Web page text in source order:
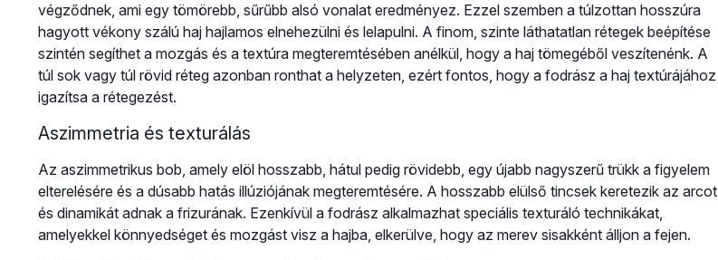
végződnek, ami egy tömörebb, sűrűbb alsó vonalat eredményez. Ezzel szemben a túlzottan hosszúra
hagyott vékony szálú haj hajlamos elnehezülni és lelapulni. A finom, szinte láthatatlan rétegek beépítése
szintén segíthet a mozgás és a textúra megteremtésében anélkül, hogy a haj tömegéből veszítenénk. A
túl sok vagy túl rövid réteg azonban ronthat a helyzeten, ezért fontos, hogy a fodrász a haj textúrájához
igazítsa a rétegezést.
Aszimmetria és texturálás
Az aszimmetrikus bob, amely elöl hosszabb, hátul pedig rövidebb, egy újabb nagyszerű trükk a figyelem
elterelésére és a dúsabb hatás illúziójának megteremtésére. A hosszabb elülső tincsek keretezik az arcot
és dinamikát adnak a frizurának. Ezenkívül a fodrász alkalmazhat speciális texturáló technikákat,
amelyekkel könnyedséget és mozgást visz a hajba, elkerülve, hogy az merev sisakként álljon a fejen.